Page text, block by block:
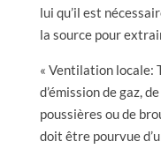
lui qu’il est
la source pour
« Ventilation locale:
d’émission de gaz,
poussières ou de
doit être pourvue